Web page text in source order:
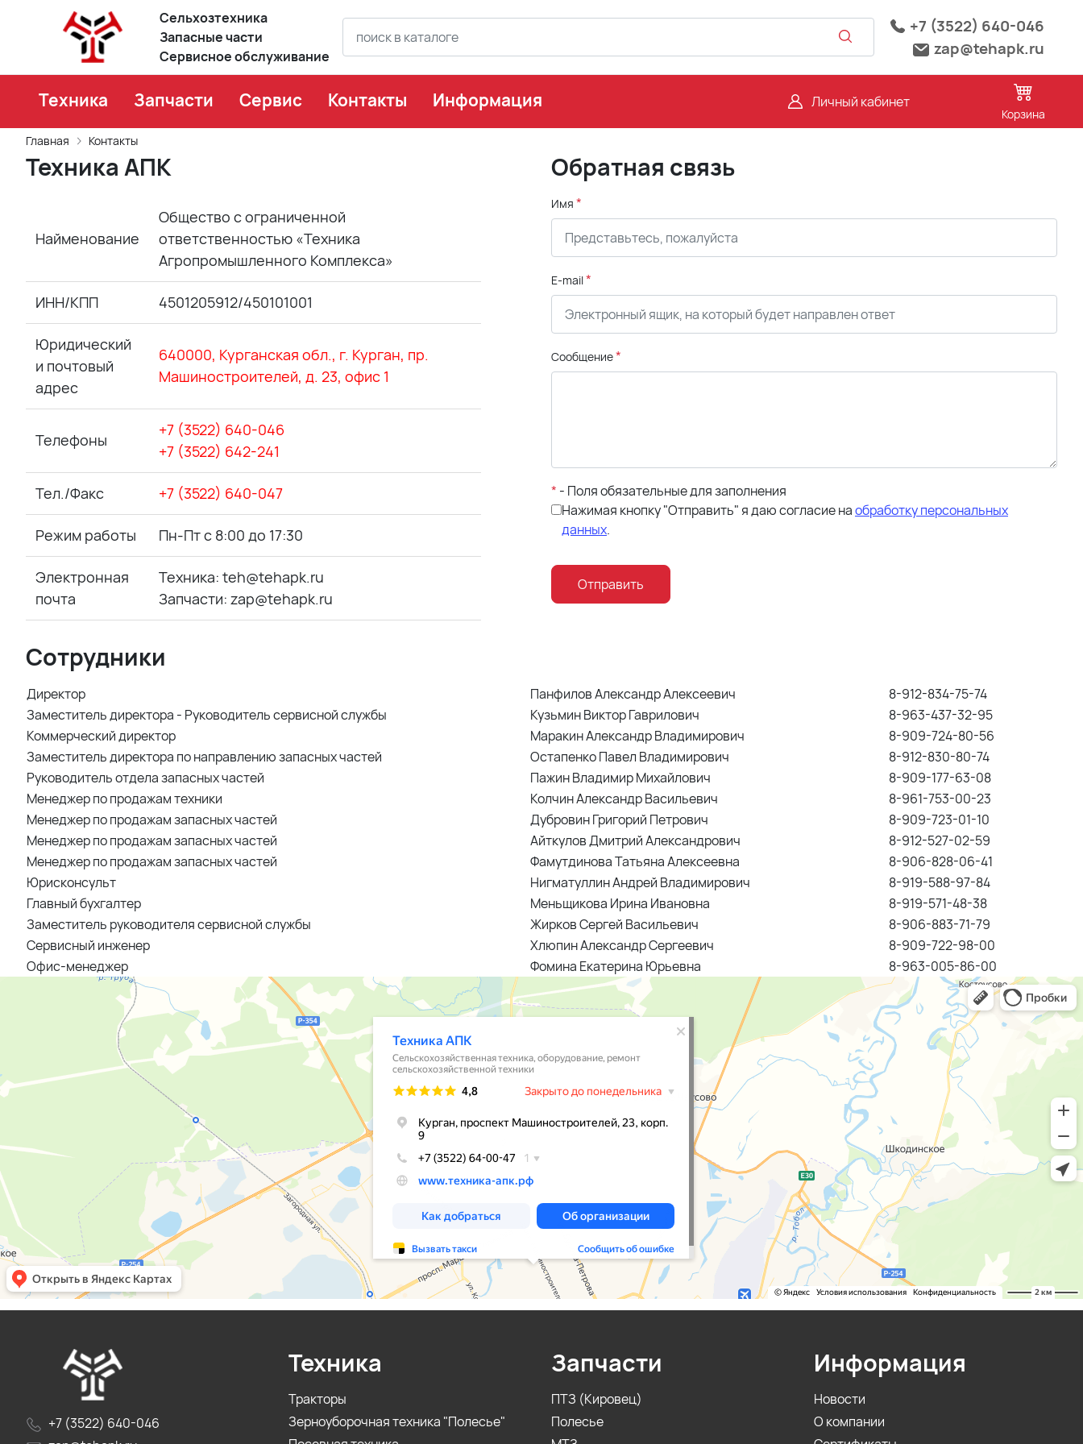
Сельхозтехника
Запасные части
Сервисное обслуживание
+7 (3522) 640-046
zap@tehapk.ru
Техника Запчасти Сервис Контакты Информация Личный кабинет
Корзина
Главная
Контакты
Техника АПК
Найменование
Общество с ограниченной
ответственностью «Техника
Агропромышленного Комплекса»
ИНН/КПП 4501205912/450101001
Юридический
и почтовый
адрес
640000, Курганская обл., г. Курган, пр.
Машиностроителей, д. 23, офис 1
Телефоны
+7 (3522) 640-046
+7 (3522) 642-241
Тел./Факс +7 (3522) 640-047
Режим работы Пн-Пт с 8:00 до 17:30
Электронная
почта
Техника: teh@tehapk.ru
Запчасти: zap@tehapk.ru
Обратная связь
Имя *
E-mail*
Сообщение*
* - Поля обязательные для заполнения
Нажимая кнопку "Отправить" я даю согласие наобработку персональных
данных.
Отправить
Сотрудники
Директор Панфилов Александр Алексеевич
8-912-834-75-74
Заместитель директора - Руководитель сервисной службы
Кузьмин Виктор Гаврилович
8-963-437-32-95
Коммерческий директор
Маракин Александр Владимирович
8-909-724-80-56
Заместитель директора по направлению запасных частей
Остапенко Павел Владимирович
8-912-830-80-74
Руководитель отдела запасных частей
Пажин Владимир Михайлович
8-909-177-63-08
Менеджер по продажам техники
Колчин Александр Васильевич
8-961-753-00-23
Менеджер по продажам запасных частей
Дубровин Григорий Петрович
8-909-723-01-10
Менеджер по продажам запасных частей
Айткулов Дмитрий Александрович
8-912-527-02-59
Менеджер по продажам запасных частей
Фамутдинова Татьяна Алексеевна
8-906-828-06-41
Юрисконсульт
Нигматуллин Андрей Владимирович
8-919-588-97-84
Главный бухгалтер
Меньщикова Ирина Ивановна
8-919-571-48-38
Заместитель руководителя сервисной службы
Жирков Сергей Васильевич
8-906-883-71-79
Сервисный инженер
Хлюпин Александр Сергеевич
8-909-722-98-00
Офис-менеджер
Фомина Екатерина Юрьевна 8-963-005-86-00
+7 (3522) 640-046
Техника
Тракторы
Зерноуборочная техника "Полесье"
Запчасти
ПТЗ (Кировец)
Полесье
Информация
Новости
О компании